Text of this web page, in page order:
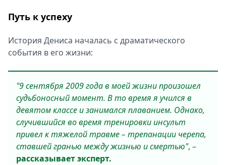
Путь к успеху
История Дениса началась с драматического
события в его жизни:
"9 сентября 2009 года в моей жизни произошел
судьбоносный момент. В то время я учился в
девятом классе и занимался плаванием. Однако,
случившийся во время тренировки инсульт
привел к тяжелой травме – трепанации черепа,
ставшей гранью между жизнью и смертью", –
рассказывает эксперт.